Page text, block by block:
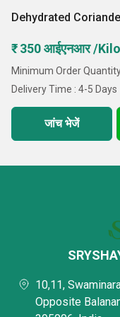
का अनुपालन
सुरक्षित शिपमेंट के
उपयोग किया जाता है।
नीचे दी गईटीम के
Dehydrated
₹ 350 आईएनआर /
Minimum Order
Delivery Time : 4-5 Days
जांच भेजें
10,11,
Opposite